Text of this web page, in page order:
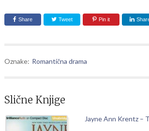
Share Tweet Pin it
Oznake: Romantična drama
Slične Knjige
Jayne Ann Krentz –